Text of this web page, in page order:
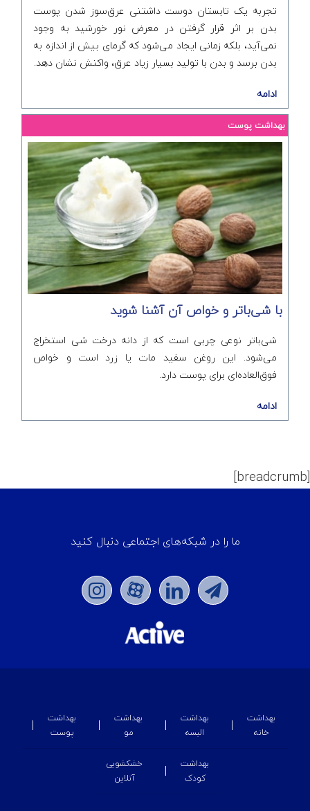
تجربه یک تابستان دوست داشتنی عرق‌سوز شدن پوست
بدن بر اثر قرار گرفتن در معرض نور خورشید به وجود
نمی‌آید، بلکه زمانی ایجاد می‌شود که گرمای بیش‌ از اندازه به
بدن برسد و بدن با تولید بسیار زیاد عرق، واکنش نشان دهد.
ادامه
بهداشت پوست
با شی‌باتر و خواص آن آشنا شوید
شی‌باتر نوعی چربی است که از دانه‌ درخت شی استخراج
می‌شود. این روغن سفید مات یا زرد است و خواص
فوق‌العاده‌ای برای پوست دارد.
ادامه
[breadcrumb]
ما را در شبکه‌های اجتماعی دنبال کنید
بهداشت
خانه
بهداشت
البسه
بهداشت
مو
بهداشت
پوست
بهداشت
کودک
خشکشویی
آنلاین